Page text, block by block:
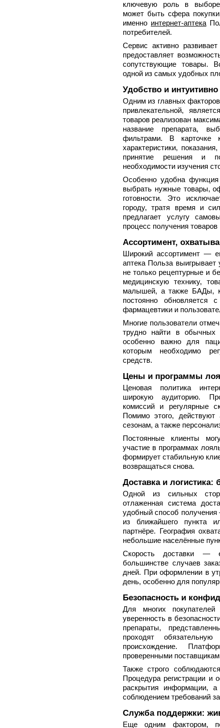
ключевую роль в
может быть сфера
именно интернет-аптека
потребителей.
Сервис активно
предоставляет
сопутствующие товары.
одной из самых удобных
Удобство и
Одним из главных
привлекательной,
товаров реализован
название препарата,
фильтрами. В карточке
характеристики,
принятие решения и
необходимости изучения
Особенно удобна функция
выбрать нужные товары,
готовности. Это
городу, тратя время и
предлагает услугу
процесс получения
Ассортимент,
Широкий ассортимент —
аптека Польза выигрывает
не только рецептурные и
медицинскую технику,
малышей, а также БАДы,
постоянно обновляется
фармацевтики и
Многие пользователи
трудно найти в обычных
особенно важно для
которым необходимо
средств.
Цены и программы
Ценовая политика
широкую аудиторию.
комиссий и регулярные
Помимо этого, действуют
сезонам, а также
Постоянные клиенты
участие в программах
формирует стабильную
возвращаться снова.
Доставка и
Одной из сильных
отлаженная система
удобный способ
из ближайшего пункта
партнёре. География
небольшие населённые
Скорость доставки —
большинстве случаев
дней. При оформлении в
день, особенно для
Безопасность и
Для многих
уверенность в
препараты,
проходят
происхождение.
проверенными
Также строго
Процедура регистрации и
раскрытия информации,
соблюдением требований
Служба поддержки:
Еще одним фактором,